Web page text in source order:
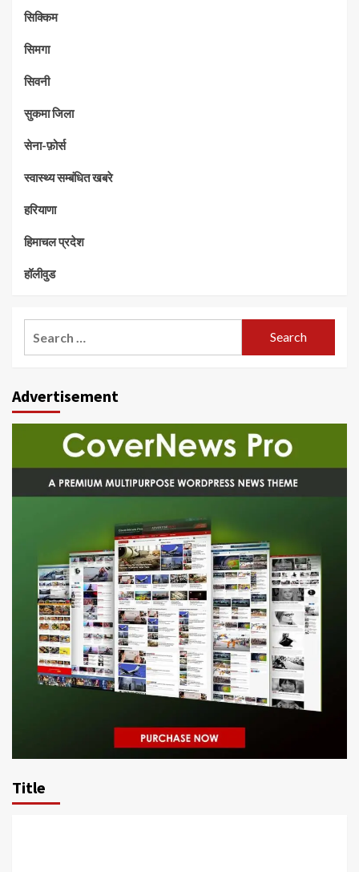
सिक्किम
सिमगा
सिवनी
सुकमा जिला
सेना-फ़ोर्स
स्वास्थ्य सम्बंधित खबरे
हरियाणा
हिमाचल प्रदेश
हॉलीवुड
Advertisement
Title